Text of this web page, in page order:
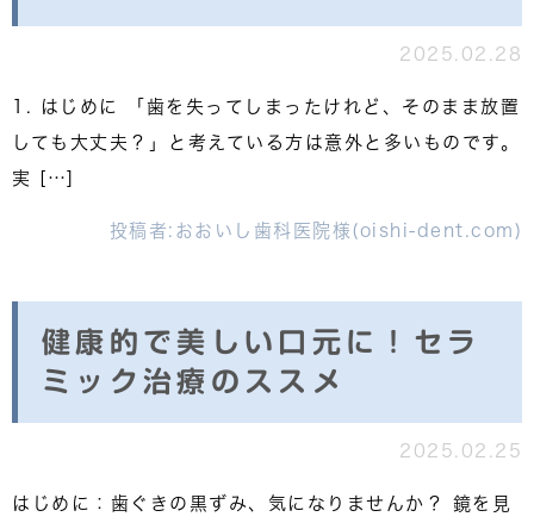
2025.02.28
1. はじめに 「歯を失ってしまったけれど、そのまま放置
しても大丈夫？」と考えている方は意外と多いものです。
実 […]
投稿者: おおいし歯科医院様(oishi-dent.com)
健康的で美しい口元に！セラ
ミック治療のススメ
2025.02.25
はじめに：歯ぐきの黒ずみ、気になりませんか？ 鏡を見